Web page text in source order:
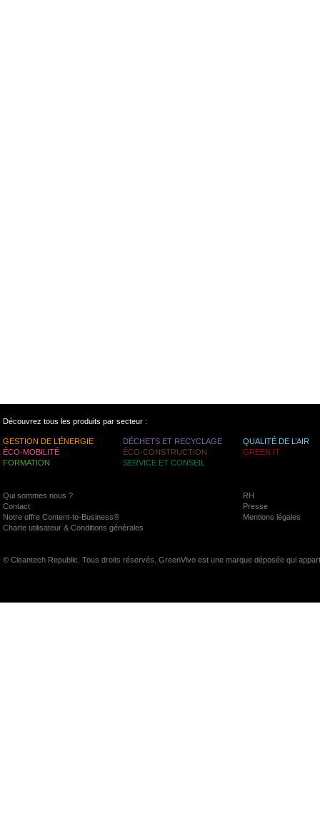
Découvrez tous les produits par secteur :
GESTION DE L’ÉNERGIE DÉCHETS ET RECYCLAGE
QUALITÉ DE L’AIR
ÉCO-MOBILITÉ
ÉCO-CONSTRUCTION
GREEN IT
FORMATION
SERVICE ET CONSEIL
Qui sommes nous ?
RH
Contact
Presse
Notre offre Content-to-Business®
Mentions légales
Charte utilisateur & Conditions générales
© Cleantech Republic. Tous droits réservés. GreenVivo est une marque déposée qui